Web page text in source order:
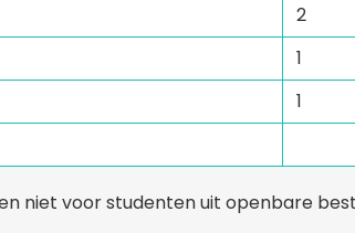
2
1
1
niet voor studenten uit openbare